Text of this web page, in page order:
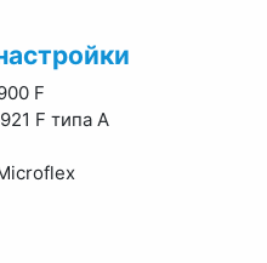
F
F типа A